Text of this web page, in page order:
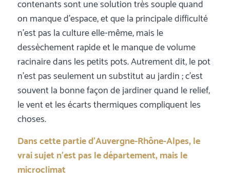
contenants sont une solution très souple quand
on manque d’espace, et que la principale difficulté
n’est pas la culture elle-même, mais le
dessèchement rapide et le manque de volume
racinaire dans les petits pots. Autrement dit, le pot
n’est pas seulement un substitut au jardin ; c’est
souvent la bonne façon de jardiner quand le relief,
le vent et les écarts thermiques compliquent les
choses.
Dans cette partie d’Auvergne-Rhône-Alpes, le
vrai sujet n’est pas le département, mais le
microclimat